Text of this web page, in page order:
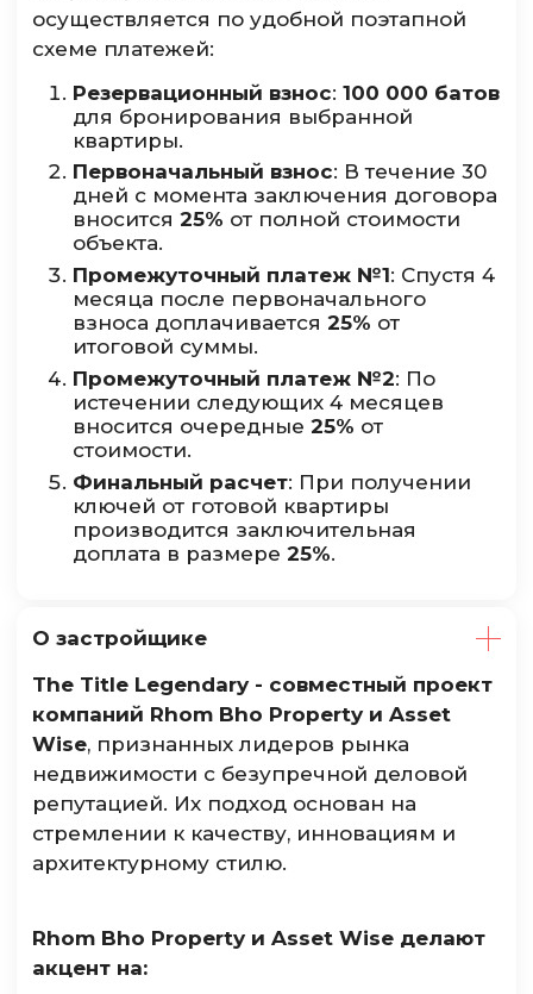
осуществляется по удобной поэтапной
схеме платежей:
Резервационный взнос:100 000 батов
для бронирования выбранной
квартиры.
Первоначальный взнос: В течение 30
дней с момента заключения договора
вносится25% от полной стоимости
объекта.
Промежуточный платеж №1: Спустя 4
месяца после первоначального
взноса доплачивается25% от
итоговой суммы.
Промежуточный платеж №2: По
истечении следующих 4 месяцев
вносится очередные25% от
стоимости.
Финальный расчет: При получении
ключей от готовой квартиры
производится заключительная
доплата в размере25%.
О застройщике
The Title Legendary - совместный проект
компаний Rhom Bho Property и Asset
Wise, признанных лидеров рынка
недвижимости с безупречной деловой
репутацией. Их подход основан на
стремлении к качеству, инновациям и
архитектурному стилю.
Rhom Bho Property и Asset Wise делают
акцент на: